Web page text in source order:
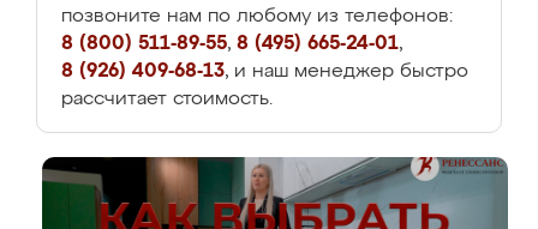
позвоните нам по любому из телефонов:
8 (800) 511-89-55, 8 (495) 665-24-01,
8 (926) 409-68-13, и наш менеджер быстро
рассчитает стоимость.